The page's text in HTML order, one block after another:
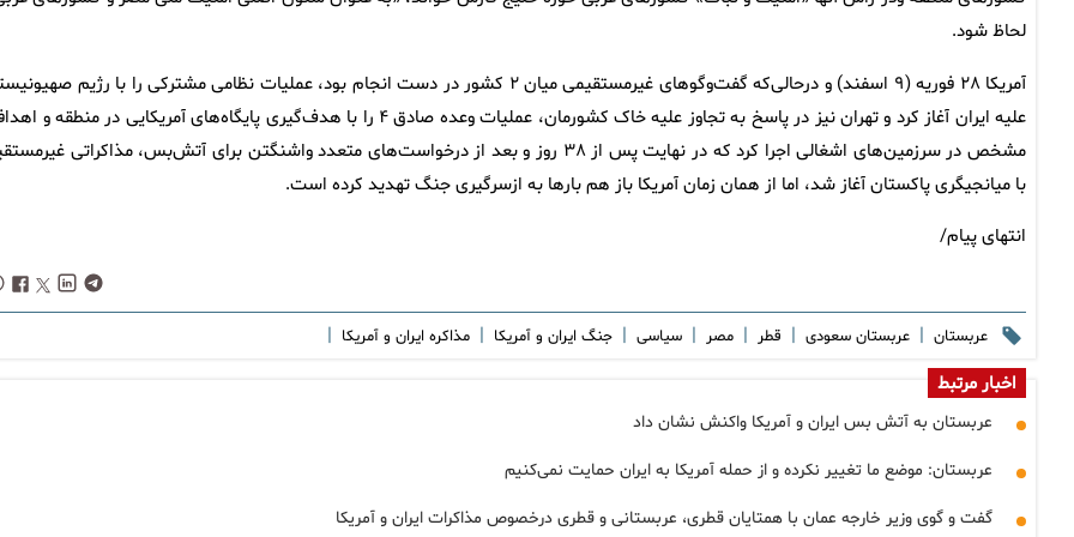
لحاظ شود.
آمریکا ۲۸ فوریه (۹ اسفند) و درحالی‌که گفت‌وگوهای غیرمستقیمی میان ۲ کشور در دست انجام بود، عملیات نظامی مشترکی را با رژیم
علیه ایران آغاز کرد و تهران نیز در پاسخ به تجاوز علیه خاک کشورمان، عملیات وعده صادق ۴ را با هدف‌گیری پایگاه‌های آمریکایی در منطقه و
مشخص در سرزمین‌های اشغالی اجرا کرد که در نهایت پس از ۳۸ روز و بعد از درخواست‌های متعدد واشنگتن برای آتش‌بس، مذاکراتی
با میانجیگری پاکستان آغاز شد، اما از همان زمان آمریکا باز هم بارها به ازسرگیری جنگ تهدید کرده است.
انتهای پیام/
عربستان | عربستان سعودی | قطر | مصر | سیاسی | جنگ ایران و آمریکا | مذاکره ایران و آمریکا |
اخبار مرتبط
عربستان به آتش بس ایران و آمریکا واکنش نشان داد
عربستان: موضع ما تغییر نکرده و از حمله آمریکا به ایران حمایت نمی‌کنیم
گفت و گوی وزیر خارجه عمان با همتایان قطری، عربستانی و قطری درخصوص مذاکرات ایران و آمریکا